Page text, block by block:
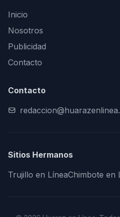
Inicio
Nosotros
Publicidad
Contacto
Contacto
Sitios Hermanos
Trujillo en LíneaChimbote en